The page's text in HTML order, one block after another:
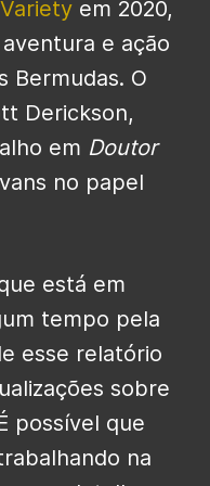
Variety em 2020,
e ação
Bermudas. O
Derickson,
em Doutor
no papel
está em
tempo pela
esse relatório
sobre
possível que
na